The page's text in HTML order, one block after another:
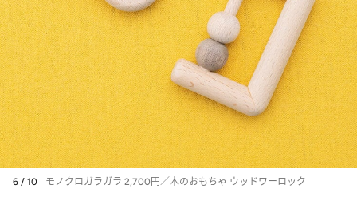
6 / 10 モノクロガラガラ 2,700円／木のおもちゃ ウッドワーロック